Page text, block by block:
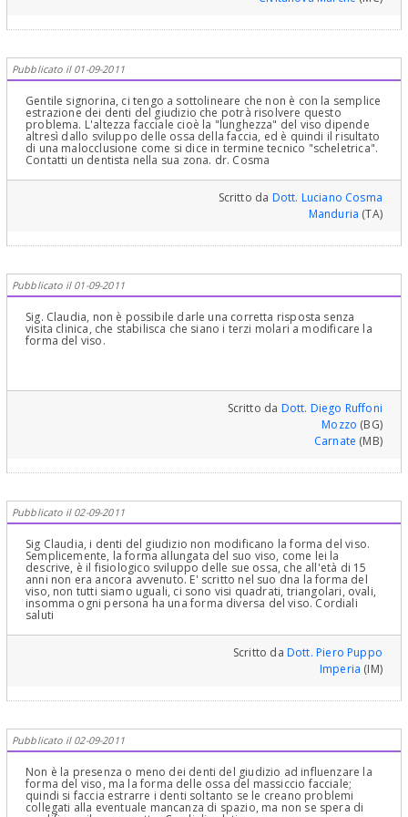
l’estetica bianca (dovuta ai denti). Se la proporzione tra queste due
dell’una (Gummy smile, ossia Sorriso Gengivale), come nelle
per eccesso della componente dentale come avviene per esempio
nelle recessioni gengivali e nella Parodontiti. con riassorbimento
osseo con grave componente orizzontale.Legga cliccando sul mio
estetica Introduzione Divulgativa alla Chirurgia Estetica
Parodontale" vi troverà tutto ciò che occorre sapere per
comprendere il problema e la sua terapia. Cordialmente Gustavo
Petti, Parodontologia, Implantologia, Gnatologia e Riabilitazione
Orale Completa in Casi Clinici Complessi ed Ortodonzia e
Pedodonzia la figlia Claudia Petti, in Cagliari.
Pubblicato il 01-09-2011
Gentile signorina, ci tengo a sottolineare che non è con la semplice
estrazione dei denti del giudizio che potrà risolvere questo
problema. L'altezza facciale cioè la "lunghezza" del viso dipende
altresì dallo sviluppo delle ossa della faccia, ed è quindi il risultato
di una malocclusione come si dice in termine tecnico "scheletrica".
Contatti un dentista nella sua zona. dr. Cosma
Scritto da Dott. Luciano Cosma
Manduria (TA)
Pubblicato il 01-09-2011
Sig. Claudia, non è possibile darle una corretta risposta senza
visita clinica, che stabilisca che siano i terzi molari a modificare la
forma del viso.
Scritto da Dott. Diego Ruffoni
Mozzo (BG)
Carnate (MB)
Pubblicato il 02-09-2011
Sig Claudia, i denti del giudizio non modificano la forma del viso.
Semplicemente, la forma allungata del suo viso, come lei la
descrive, è il fisiologico sviluppo delle sue ossa, che all'età di 15
anni non era ancora avvenuto. E' scritto nel suo dna la forma del
viso, non tutti siamo uguali, ci sono visi quadrati, triangolari, ovali,
insomma ogni persona ha una forma diversa del viso. Cordiali
saluti
Scritto da Dott. Piero Puppo
Imperia (IM)
Pubblicato il 02-09-2011
Non è la presenza o meno dei denti del giudizio ad influenzare la
forma del viso, ma la forma delle ossa del massiccio facciale;
quindi si faccia estrarre i denti soltanto se le creano problemi
collegati alla eventuale mancanza di spazio, ma non se spera di